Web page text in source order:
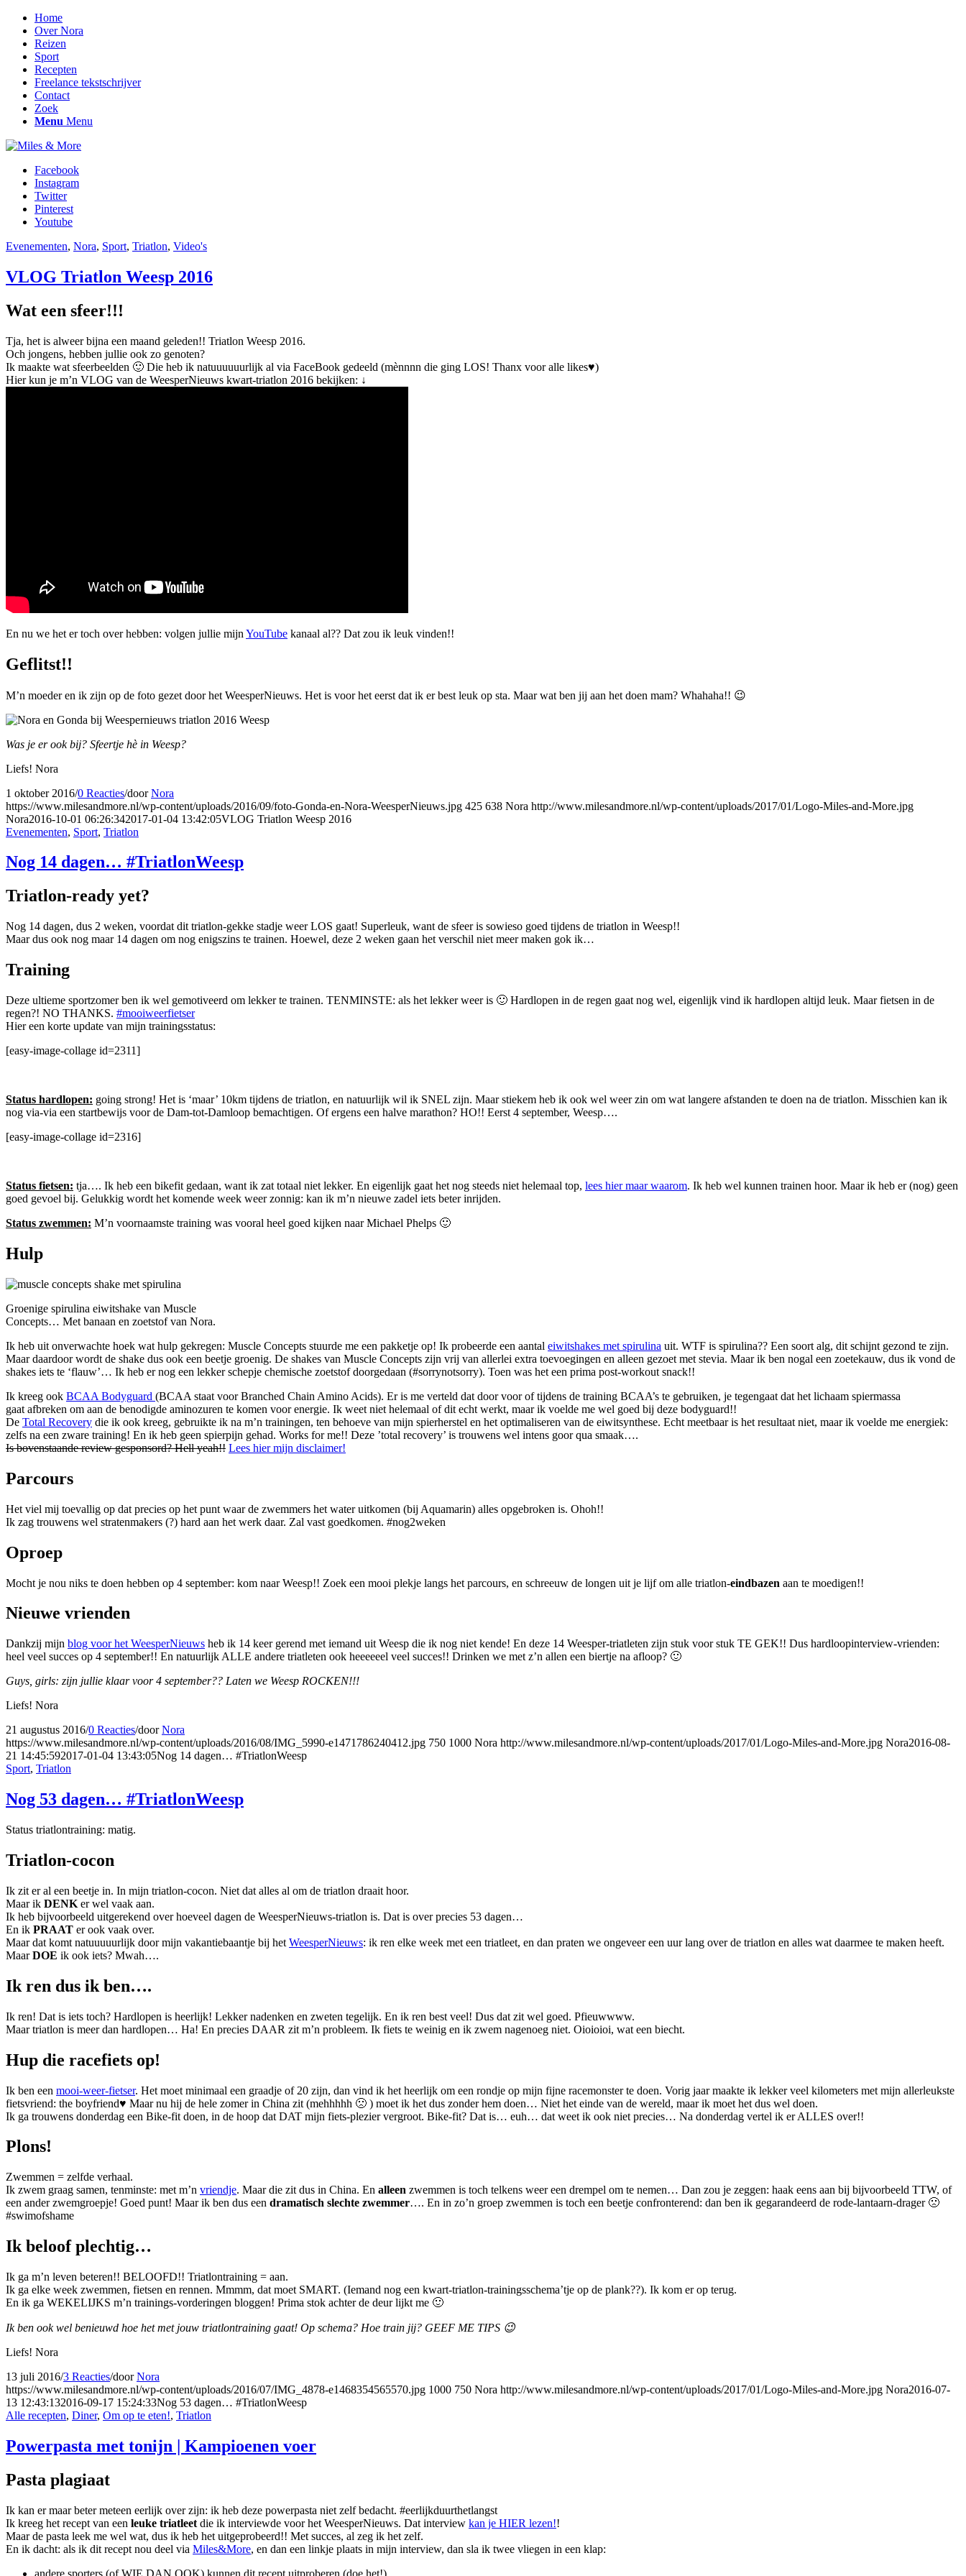
Home
Over Nora
Reizen
Sport
Recepten
Freelance tekstschrijver
Contact
Zoek
Menu Menu
Facebook
Instagram
Twitter
Pinterest
Youtube
Evenementen, Nora, Sport, Triatlon, Video's
VLOG Triatlon Weesp 2016
Wat een sfeer!!!
Tja, het is alweer bijna een maand geleden!! Triatlon Weesp 2016.
Och jongens, hebben jullie ook zo genoten?
Ik maakte wat sfeerbeelden 🙂 Die heb ik natuuuuuurlijk al via FaceBook gedeeld (mènnnn die ging LOS! Thanx voor alle likes♥)
Hier kun je m’n VLOG van de WeesperNieuws kwart-triatlon 2016 bekijken: ↓
En nu we het er toch over hebben: volgen jullie mijn YouTube kanaal al?? Dat zou ik leuk vinden!!
Geflitst!!
M’n moeder en ik zijn op de foto gezet door het WeesperNieuws. Het is voor het eerst dat ik er best leuk op sta. Maar wat ben jij aan het doen mam? Whahaha!! 😉
Was je er ook bij? Sfeertje hè in Weesp?
Liefs! Nora
1 oktober 2016/0 Reacties/doorNora
https://www.milesandmore.nl/wp-content/uploads/2016/09/foto-Gonda-en-Nora-WeesperNieuws.jpg 425 638 Nora http://www.milesandmore.nl/wp-content/uploads/2017/01/Logo-Miles-and-More.jpg
Nora2016-10-01 06:26:342017-01-04 13:42:05VLOG Triatlon Weesp 2016
Evenementen, Sport, Triatlon
Nog 14 dagen… #TriatlonWeesp
Triatlon-ready yet?
Nog 14 dagen, dus 2 weken, voordat dit triatlon-gekke stadje weer LOS gaat! Superleuk, want de sfeer is sowieso goed tijdens de triatlon in Weesp!!
Maar dus ook nog maar 14 dagen om nog enigszins te trainen. Hoewel, deze 2 weken gaan het verschil niet meer maken gok ik…
Training
Deze ultieme sportzomer ben ik wel gemotiveerd om lekker te trainen. TENMINSTE: als het lekker weer is 🙂 Hardlopen in de regen gaat nog wel, eigenlijk vind ik hardlopen altijd leuk. Maar fietsen in de
regen?! NO THANKS. #mooiweerfietser
Hier een korte update van mijn trainingsstatus:
[easy-image-collage id=2311]
Status hardlopen: going strong! Het is ‘maar’ 10km tijdens de triatlon, en natuurlijk wil ik SNEL zijn. Maar stiekem heb ik ook wel weer zin om wat langere afstanden te doen na de triatlon. Misschien kan ik
nog via-via een startbewijs voor de Dam-tot-Damloop bemachtigen. Of ergens een halve marathon? HO!! Eerst 4 september, Weesp….
[easy-image-collage id=2316]
Status fietsen: tja…. Ik heb een bikefit gedaan, want ik zat totaal niet lekker. En eigenlijk gaat het nog steeds niet helemaal top, lees hier maar waarom. Ik heb wel kunnen trainen hoor. Maar ik heb er (nog) geen
goed gevoel bij. Gelukkig wordt het komende week weer zonnig: kan ik m’n nieuwe zadel iets beter inrijden.
Status zwemmen: M’n voornaamste training was vooral heel goed kijken naar Michael Phelps 🙂
Hulp
Groenige spirulina eiwitshake van Muscle
Concepts… Met banaan en zoetstof van Nora.
Ik heb uit onverwachte hoek wat hulp gekregen: Muscle Concepts stuurde me een pakketje op! Ik probeerde een aantal eiwitshakes met spirulina uit. WTF is spirulina?? Een soort alg, dit schijnt gezond te zijn.
Maar daardoor wordt de shake dus ook een beetje groenig. De shakes van Muscle Concepts zijn vrij van allerlei extra toevoegingen en alleen gezoet met stevia. Maar ik ben nogal een zoetekauw, dus ik vond de
shakes iets te ‘flauw’… Ik heb er nog een lekker schepje chemische zoetstof doorgedaan (#sorrynotsorry). Toen was het een prima post-workout snack!!
Ik kreeg ook BCAA Bodyguard (BCAA staat voor Branched Chain Amino Acids). Er is me verteld dat door voor of tijdens de training BCAA’s te gebruiken, je tegengaat dat het lichaam spiermassa
gaat afbreken om aan de benodigde aminozuren te komen voor energie. Ik weet niet helemaal of dit echt werkt, maar ik voelde me wel goed bij deze bodyguard!!
De Total Recovery die ik ook kreeg, gebruikte ik na m’n trainingen, ten behoeve van mijn spierherstel en het optimaliseren van de eiwitsynthese. Echt meetbaar is het resultaat niet, maar ik voelde me energiek:
zelfs na een zware training! En ik heb geen spierpijn gehad. Works for me!! Deze ’total recovery’ is trouwens wel intens goor qua smaak….
Is bovenstaande review gesponsord? Hell yeah!! Lees hier mijn disclaimer!
Parcours
Het viel mij toevallig op dat precies op het punt waar de zwemmers het water uitkomen (bij Aquamarin) alles opgebroken is. Ohoh!!
Ik zag trouwens wel stratenmakers (?) hard aan het werk daar. Zal vast goedkomen. #nog2weken
Oproep
Mocht je nou niks te doen hebben op 4 september: kom naar Weesp!! Zoek een mooi plekje langs het parcours, en schreeuw de longen uit je lijf om alle triatlon-eindbazen aan te moedigen!!
Nieuwe vrienden
Dankzij mijn blog voor het WeesperNieuws heb ik 14 keer gerend met iemand uit Weesp die ik nog niet kende! En deze 14 Weesper-triatleten zijn stuk voor stuk TE GEK!! Dus hardloopinterview-vrienden:
heel veel succes op 4 september!! En natuurlijk ALLE andere triatleten ook heeeeeel veel succes!! Drinken we met z’n allen een biertje na afloop? 🙂
Guys, girls: zijn jullie klaar voor 4 september?? Laten we Weesp ROCKEN!!!
Liefs! Nora
21 augustus 2016/0 Reacties/doorNora
https://www.milesandmore.nl/wp-content/uploads/2016/08/IMG_5990-e1471786240412.jpg 750 1000 Nora http://www.milesandmore.nl/wp-content/uploads/2017/01/Logo-Miles-and-More.jpg Nora2016-08-
21 14:45:592017-01-04 13:43:05Nog 14 dagen… #TriatlonWeesp
Sport, Triatlon
Nog 53 dagen… #TriatlonWeesp
Status triatlontraining: matig.
Triatlon-cocon
Ik zit er al een beetje in. In mijn triatlon-cocon. Niet dat alles al om de triatlon draait hoor.
Maar ik DENK er wel vaak aan.
Ik heb bijvoorbeeld uitgerekend over hoeveel dagen de WeesperNieuws-triatlon is. Dat is over precies 53 dagen…
En ik PRAAT er ook vaak over.
Maar dat komt natuuuuurlijk door mijn vakantiebaantje bij het WeesperNieuws: ik ren elke week met een triatleet, en dan praten we ongeveer een uur lang over de triatlon en alles wat daarmee te maken heeft.
MaarDOE ik ook iets? Mwah….
Ik ren dus ik ben….
Ik ren! Dat is iets toch? Hardlopen is heerlijk! Lekker nadenken en zweten tegelijk. En ik ren best veel! Dus dat zit wel goed. Pfieuwwww.
Maar triatlon is meer dan hardlopen… Ha! En precies DAAR zit m’n probleem. Ik fiets te weinig en ik zwem nagenoeg niet. Oioioioi, wat een biecht.
Hup die racefiets op!
Ik ben een mooi-weer-fietser. Het moet minimaal een graadje of 20 zijn, dan vind ik het heerlijk om een rondje op mijn fijne racemonster te doen. Vorig jaar maakte ik lekker veel kilometers met mijn allerleukste
fietsvriend: the boyfriend♥ Maar nu hij de hele zomer in China zit (mehhhhh 🙁 ) moet ik het dus zonder hem doen… Niet het einde van de wereld, maar ik moet het dus wel doen.
Ik ga trouwens donderdag een Bike-fit doen, in de hoop dat DAT mijn fiets-plezier vergroot. Bike-fit? Dat is… euh… dat weet ik ook niet precies… Na donderdag vertel ik er ALLES over!!
Plons!
Zwemmen = zelfde verhaal.
Ik zwem graag samen, tenminste: met m’n vriendje. Maar die zit dus in China. En alleen zwemmen is toch telkens weer een drempel om te nemen… Dan zou je zeggen: haak eens aan bij bijvoorbeeld TTW, of
een ander zwemgroepje! Goed punt! Maar ik ben dus een dramatisch slechte zwemmer…. En in zo’n groep zwemmen is toch een beetje confronterend: dan ben ik gegarandeerd de rode-lantaarn-drager 🙁
#swimofshame
Ik beloof plechtig…
Ik ga m’n leven beteren!! BELOOFD!! Triatlontraining = aan.
Ik ga elke week zwemmen, fietsen en rennen. Mmmm, dat moet SMART. (Iemand nog een kwart-triatlon-trainingsschema’tje op de plank??). Ik kom er op terug.
En ik ga WEKELIJKS m’n trainings-vorderingen bloggen! Prima stok achter de deur lijkt me 🙂
Ik ben ook wel benieuwd hoe het met jouw triatlontraining gaat! Op schema? Hoe train jij? GEEF ME TIPS 😉
Liefs! Nora
13 juli 2016/3 Reacties/doorNora
https://www.milesandmore.nl/wp-content/uploads/2016/07/IMG_4878-e1468354565570.jpg 1000 750 Nora http://www.milesandmore.nl/wp-content/uploads/2017/01/Logo-Miles-and-More.jpg Nora2016-07-
13 12:43:132016-09-17 15:24:33Nog 53 dagen… #TriatlonWeesp
Alle recepten, Diner, Om op te eten!, Triatlon
Powerpasta met tonijn | Kampioenen voer
Pasta plagiaat
Ik kan er maar beter meteen eerlijk over zijn: ik heb deze powerpasta niet zelf bedacht. #eerlijkduurthetlangst
Ik kreeg het recept van een leuke triatleet die ik interviewde voor het WeesperNieuws. Dat interview kan je HIER lezen!!
Maar de pasta leek me wel wat, dus ik heb het uitgeprobeerd!! Met succes, al zeg ik het zelf.
En ik dacht: als ik dit recept nou deel via Miles&More, en dan een linkje plaats in mijn interview, dan sla ik twee vliegen in een klap:
andere sporters (of WIE DAN OOK) kunnen dit recept uitproberen (doe het!)